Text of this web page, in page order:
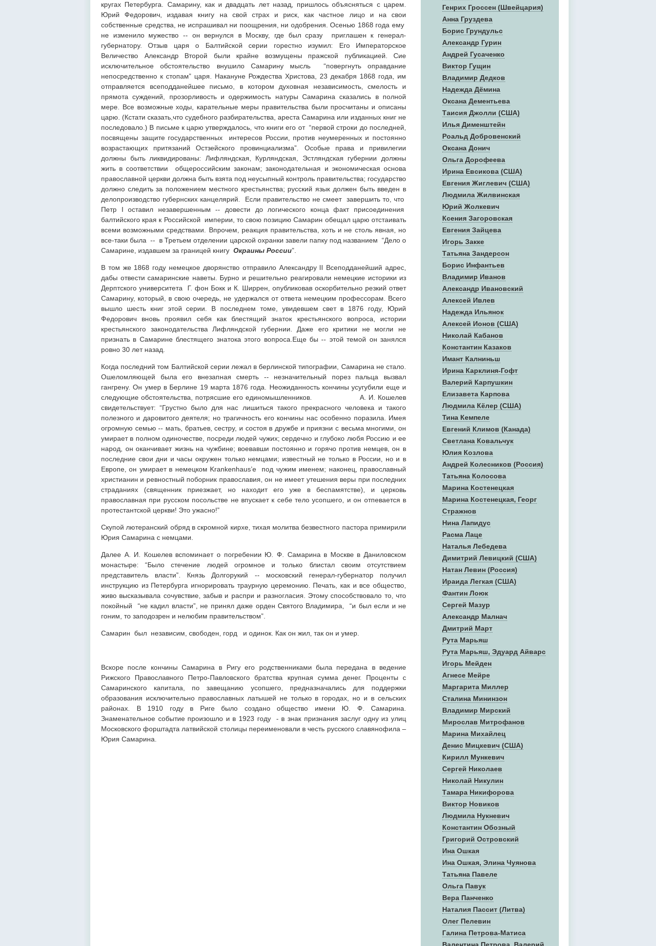
Генрих Гроссен (Швейцария)
Анна Груздева
Борис Грундульс
Александр Гурин
Андрей Гусаченко
Виктор Гущин
Владимир Дедков
Надежда Дёмина
Оксана Дементьева
Таисия Джолли (США)
Илья Дименштейн
Роальд Добровенский
Оксана Донич
Ольга Дорофеева
Ирина Евсикова (США)
Евгения Жиглевич (США)
Людмила Жилвинская
Юрий Жолкевич
Ксения Загоровская
Евгения Зайцева
Игорь Закке
Татьяна Зандерсон
Борис Инфантьев
Владимир Иванов
Александр Ивановский
Алексей Ивлев
Надежда Ильянок
Алексей Ионов (США)
Николай Кабанов
Константин Казаков
Имант Калниньш
Ирина Карклиня-Гофт
Валерий Карпушкин
Елизавета Карпова
Людмила Кёлер (США)
Тина Кемпеле
Евгений Климов (Канада)
Светлана Ковальчук
Юлия Козлова
Андрей Колесников (Россия)
Татьяна Колосова
Марина Костенецкая
Марина Костенецкая, Георг
Стражнов
Нина Лапидус
Расма Лаце
Наталья Лебедева
Димитрий Левицкий (США)
Натан Левин (Россия)
Ираида Легкая (США)
Фантин Лоюк
Сергей Мазур
Александр Малнач
Дмитрий Март
Рута Марьяш
Рута Марьяш, Эдуард Айварс
Игорь Мейден
Агнесе Мейре
Маргарита Миллер
Сталина Мининзон
Владимир Мирский
Мирослав Митрофанов
Марина Михайлец
Денис Mицкевич (США)
Кирилл Мункевич
Сергей Николаев
Николай Никулин
Тамара Никифорова
Виктор Новиков
Людмила Нукневич
Константин Обозный
Григорий Островский
Ина Ошкая
Ина Ошкая, Элина Чуянова
Татьяна Павеле
Ольга Павук
Вера Панченко
Наталия Пассит (Литва)
Олег Пелевин
Галина Петрова-Матиса
кругах Петербурга. Самарину, как и двадцать лет назад, пришлось объясняться с царем.
Юрий Федорович, издавая книгу на свой страх и риск, как частное лицо и на свои
собственные средства, не испрашивал ни поощрения, ни одобрения. Осенью 1868 года ему
не изменило мужество -- он вернулся в Москву, где был сразу приглашен к генерал-
губернатору. Отзыв царя о Балтийской серии горестно изумил: Его Императорское
Величество Александр Второй были крайне возмущены пражской публикацией. Сие
исключительное обстоятельство внушило Самарину мысль “повергнуть оправдание
непосредственно к стопам” царя. Накануне Рождества Христова, 23 декабря 1868 года, им
отправляется всеподданейшее письмо, в котором духовная независимость, смелость и
прямота суждений, прозорливость и одержимость натуры Самарина сказались в полной
мере. Все возможные ходы, карательные меры правительства были просчитаны и описаны
царю. (Кстати сказать,что судебного разбирательства, ареста Самарина или изданных книг не
последовало.) В письме к царю утверждалось, что книги его от “первой строки до последней,
посвящены защите государственных интересов России, против неумеренных и постоянно
возрастающих притязаний Остзейского провинциализма”. Особые права и привилегии
должны быть ликвидированы: Лифляндская, Курляндская, Эстляндская губернии должны
жить в соответствии общероссийским законам; законодательная и экономическая основа
православной церкви должна быть взята под неусыпный контроль правительства; государство
должно следить за положением местного крестьянства; русский язык должен быть введен в
делопроизводство губернских канцелярий. Если правительство не смеет завершить то, что
Петр I оставил незавершенным -- довести до логического конца факт присоединения
балтийского края к Российской империи, то свою позицию Самарин обещал царю отстаивать
всеми возможными средствами. Впрочем, реакция правительства, хоть и не столь явная, но
все-таки была -- в Третьем отделении царской охранки завели папку под названием “Дело о
Самарине, издавшем за границей книгу Окраины России”.
В том же 1868 году немецкое дворянство отправило Александру II Всеподданейший адрес,
дабы отвести самаринские наветы. Бурно и решительно реагировали немецкие историки из
Дерптского университета Г. фон Бокк и К. Ширрен, опубликовав оскорбительно резкий ответ
Самарину, который, в свою очередь, не удержался от ответа немецким профессорам. Всего
вышло шесть книг этой серии. В последнем томе, увидевшем свет в 1876 году, Юрий
Федорович вновь проявил себя как блестящий знаток крестьянского вопроса, истории
крестьянского законодательства Лифляндской губернии. Даже его критики не могли не
признать в Самарине блестящего знатока этого вопроса.Еще бы -- этой темой он занялся
ровно 30 лет назад.
Когда последний том Балтийской серии лежал в берлинской типографии, Самарина не стало.
Ошеломляющей была его внезапная смерть -- незначительный порез пальца вызвал
гангрену. Он умер в Берлине 19 марта 1876 года. Неожиданность кончины усугубили еще и
следующие обстоятельства, потрясшие его единомышленников. А. И. Кошелев
свидетельствует: “Грустно было для нас лишиться такого прекрасного человека и такого
полезного и даровитого деятеля; но трагичность его кончины нас особенно поразила. Имея
огромную семью -- мать, братьев, сестру, и состоя в дружбе и приязни с весьма многими, он
умирает в полном одиночестве, посреди людей чужих; сердечно и глубоко любя Россию и ее
народ, он оканчивает жизнь на чужбине; воевавши постоянно и горячо против немцев, он в
последние свои дни и часы окружен только немцами; известный не только в России, но и в
Европе, он умирает в немецком Krankenhaus’e под чужим именем; наконец, православный
христианин и ревностный поборник православия, он не имеет утешения веры при последних
страданиях (священник приезжает, но находит его уже в беспамятстве), и церковь
православная при русском посольстве не впускает к себе тело усопшего, и он отпевается в
протестантской церкви! Это ужасно!”
Скупой лютеранский обряд в скромной кирхе, тихая молитва безвестного пастора примирили
Юрия Самарина с немцами.
Далее А. И. Кошелев вспоминает о погребении Ю. Ф. Самарина в Москве в Даниловском
монастыре: “Было стечение людей огромное и только блистал своим отсутствием
представитель власти”. Князь Долгорукий -- московский генерал-губернатор получил
инструкцию из Петербурга игнорировать траурную церемонию. Печать, как и все общество,
живо высказывала сочувствие, забыв и распри и разногласия. Этому способствовало то, что
покойный “не кадил власти”, не принял даже орден Святого Владимира, “и был если и не
гоним, то заподозрен и нелюбим правительством”.
Самарин был независим, свободен, горд и одинок. Как он жил, так он и умер.
Вскоре после кончины Самарина в Ригу его родственниками была передана в ведение
Рижского Православного Петро-Павловского братства крупная сумма денег. Проценты с
Самаринского капитала, по завещанию усопшего, предназначались для поддержки
образования исключительно православных латышей не только в городах, но и в сельских
районах. В 1910 году в Риге было создано общество имени Ю. Ф. Самарина.
Знаменательное событие произошло и в 1923 году - в знак признания заслуг одну из улиц
Московского форштадта латвийской столицы переименовали в честь русского славянофила –
Юрия Самарина.